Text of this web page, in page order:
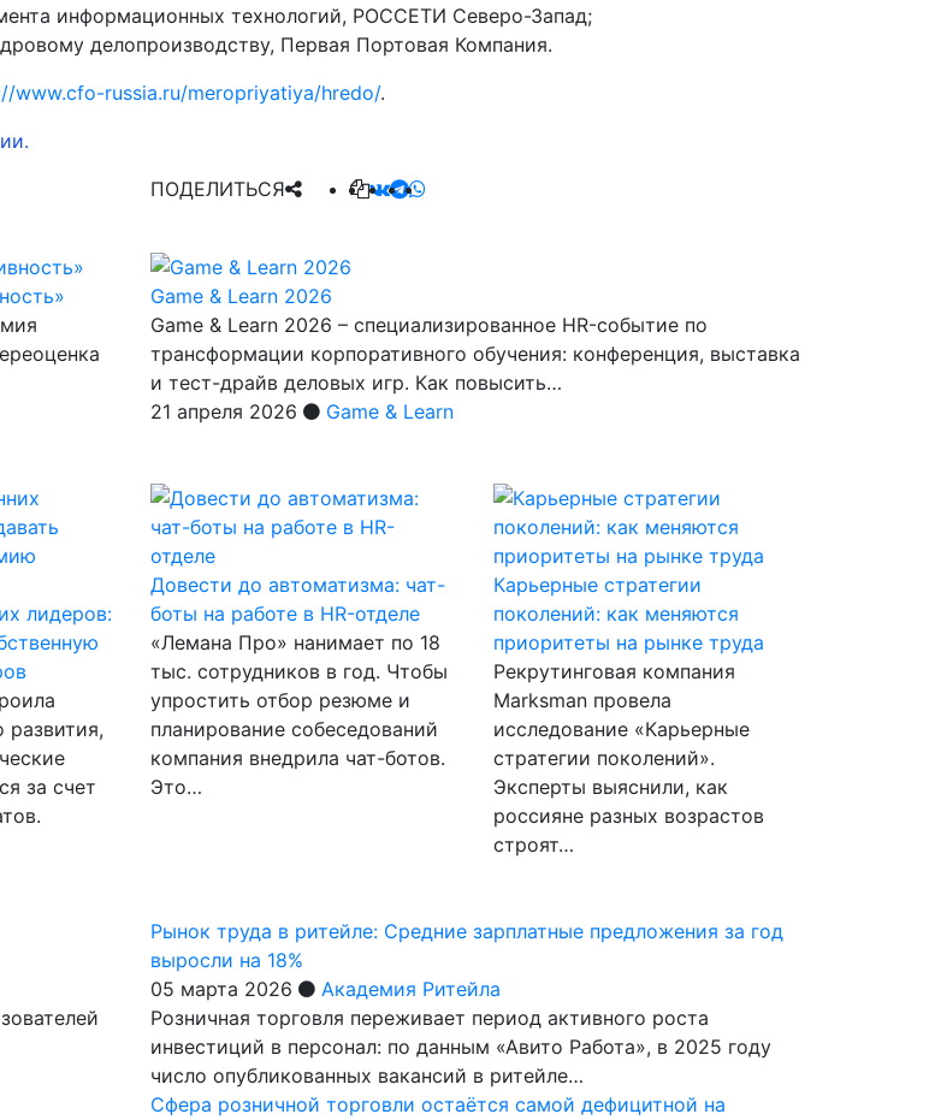
информационных технологий, РОССЕТИ Северо-Запад;
делопроизводству, Первая Портовая Компания.
www.cfo-russia.ru/meropriyatiya/hredo/.
ПОДЕЛИТЬСЯ
Game & Learn 2026
Game & Learn 2026 – специализированное HR-событие по
трансформации корпоративного обучения: конференция, выставка
и тест-драйв деловых игр. Как повысить…
21 апреля 2026
Game & Learn
лидеров:
развития,
за счет
Довести до автоматизма: чат-
боты на работе в HR-отделе
«Лемана Про» нанимает по 18
тыс. сотрудников в год. Чтобы
упростить отбор резюме и
планирование собеседований
компания внедрила чат-ботов.
Это…
Карьерные стратегии
поколений: как меняются
приоритеты на рынке труда
Рекрутинговая компания
Marksman провела
исследование «Карьерные
стратегии поколений».
Эксперты выяснили, как
россияне разных возрастов
строят…
Рынок труда в ритейле: Средние зарплатные предложения за год
выросли на 18%
05 марта 2026
Академия Ритейла
Розничная торговля переживает период активного роста
инвестиций в персонал: по данным «Авито Работа», в 2025 году
число опубликованных вакансий в ритейле…
Сфера розничной торговли остаётся самой дефицитной на